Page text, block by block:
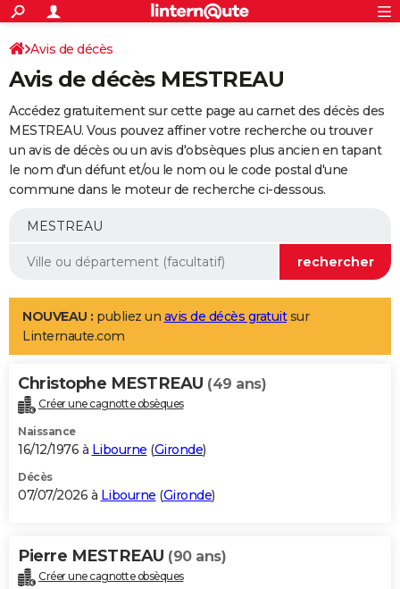
ACTUALITÉS
Politique
Société
Faits Divers
Education
Monde
Villes
+
SPORT
Coupe du monde 2026
Football
Tennis
Cyclisme
Rugby
Forum
Programme TV
TNT
Streaming
Cinéma
Sorties cinéma
Musique
+
FINANCE
Impôts
Immobilier
Risques naturels par ville
Banque
Assurance
Crédit
AUTO
Essais
Réserver un essai
Citadines
Berlines
SUV
Forum auto
+
Mobiles
Meilleur smartphone
Internet
Ordinateurs
Jeux vidéo
Guide high-tech
Aménagement intérieur
LIFESTYLE
Art de vivre
Bien-être
Loisirs
Mode
Modes de vie
Alimentation
Guide de la santé
Maladies
Médicaments
Sommeil
VOYAGE
Destinations
City break
Voyage nature
Voyage de noces
Forum
Climat
+PHOTO
GUIDES D'ACHAT
BONS PLANS
Carte de Noël
Carte Bonne année
Carte Saint-Valentin
Carte Pâques
Carte d'anniversaire
DICTIONNAIRE
Avis de décès
Avis de décès MESTREAU
Accédez gratuitement sur cette page au carnet des décès des
MESTREAU. Vous pouvez affiner votre recherche ou trouver
un avis de décès ou un avis d'obsèques plus ancien en tapant
le nom d'un défunt et/ou le nom ou le code postal d'une
commune dans le moteur de recherche ci-dessous.
NOUVEAU : publiez un avis de décès gratuitsur
Linternaute.com
Christophe MESTREAU (49 ans)
Créer une cagnotte obsèques
Naissance
16/12/1976 à Libourne (Gironde)
Décès
07/07/2026 à Libourne (Gironde)
Pierre MESTREAU (90 ans)
Créer une cagnotte obsèques